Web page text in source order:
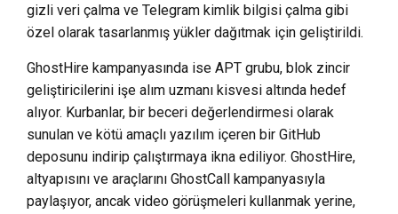
gizli veri çalma ve Telegram kimlik bilgisi çalma gibi
özel olarak tasarlanmış yükler dağıtmak için geliştirildi.
GhostHire kampanyasında ise APT grubu, blok zincir
geliştiricilerini işe alım uzmanı kisvesi altında hedef
alıyor. Kurbanlar, bir beceri değerlendirmesi olarak
sunulan ve kötü amaçlı yazılım içeren bir GitHub
deposunu indirip çalıştırmaya ikna ediliyor. GhostHire,
altyapısını ve araçlarını GhostCall kampanyasıyla
paylaşıyor, ancak video görüşmeleri kullanmak yerine,